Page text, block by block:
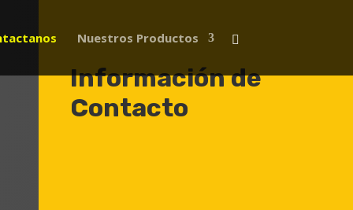
Nuestros Productos
Información de
Contacto